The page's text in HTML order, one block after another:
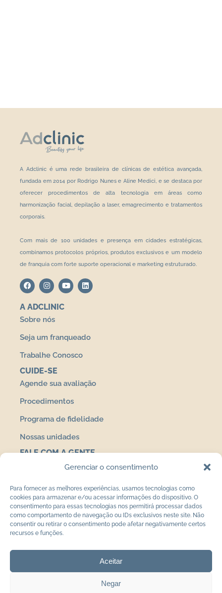
Gerenciar o consentimento
Para fornecer as melhores experiências, usamos tecnologias como
cookies para armazenar e/ou acessar informações do dispositivo. O
consentimento para essas tecnologias nos permitirá processar dados
como comportamento de navegação ou IDs exclusivos neste site. Não
consentir ou retirar o consentimento pode afetar negativamente certos
recursos e funções.
Aceitar
Negar
A Adclinic é uma rede brasileira de clínicas de estética avançada,
fundada em 2014 por Rodrigo Nunes e Aline Medici, e se destaca por
oferecer procedimentos de alta tecnologia em áreas como
harmonização facial, depilação a laser, emagrecimento e tratamentos
corporais.
Com mais de 100 unidades e presença em cidades estratégicas,
combinamos protocolos próprios, produtos exclusivos e um modelo
de franquia com forte suporte operacional e marketing estruturado.
A ADCLINIC
Sobre nós
Seja um franqueado
Trabalhe Conosco
CUIDE-SE
Agende sua avaliação
Procedimentos
Programa de fidelidade
Nossas unidades
FALE COM A GENTE
Termos de uso
Av. Jacob Macanhan, 187 – Loja 06 – Centro,
Pinhais/PR 83324-510 | (41) 99619-6143